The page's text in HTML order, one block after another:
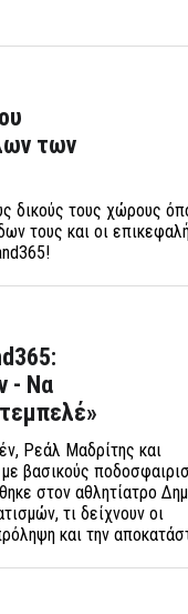
των
δικούς τους χώρους
τους και οι
- Να
Ρεάλ Μαδρίτης και
βασικούς
στον αθλητίατρο
τι δείχνουν οι
και την